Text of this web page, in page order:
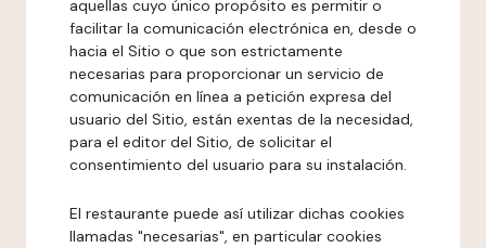
aquellas cuyo único propósito es permitir o
facilitar la comunicación electrónica en, desde o
hacia el Sitio o que son estrictamente
necesarias para proporcionar un servicio de
comunicación en línea a petición expresa del
usuario del Sitio, están exentas de la necesidad,
para el editor del Sitio, de solicitar el
consentimiento del usuario para su instalación.
El restaurante puede así utilizar dichas cookies
llamadas "necesarias", en particular cookies